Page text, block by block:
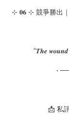
⊹ 𝟎𝟔 ⊹ 競爭勝出
“𝑻𝒉𝒆 𝒘𝒐𝒖𝒏𝒅
•
📩 私